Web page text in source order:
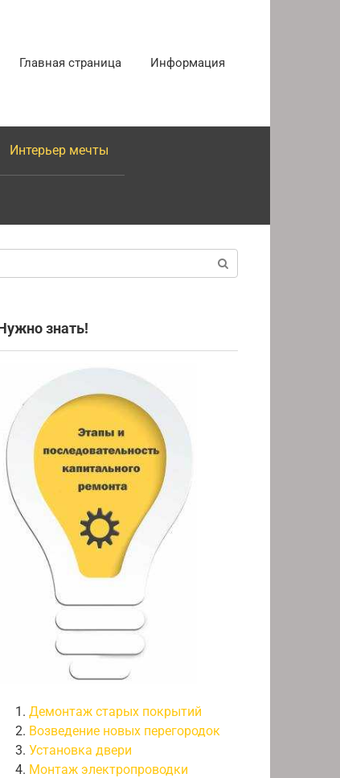
Главная страница Информация
Интерьер мечты
знать!
Демонтаж старых покрытий
Возведение новых перегородок
Установка двери
Монтаж электропроводки